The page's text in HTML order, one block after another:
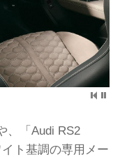
、「Audi RS2
ト基調の専用メー